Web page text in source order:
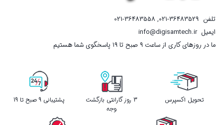
تلفن 021-36483529
,
021-36483558
ایمیلinfo@digisamtech.ir
ما در روزهای کاری از ساعت ۹ صبح تا ۱۹ پاسخگوی شما هستیم
تحویل اکسپرس
3 روز گارانتی بازگشت
وجه
پشتیبانی 9 صبح تا 19